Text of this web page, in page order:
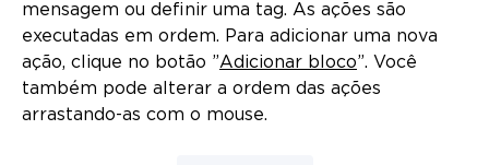
mensagem ou definir uma tag. As ações são
executadas em ordem. Para adicionar uma nova
ação, clique no botão ”Adicionar bloco”. Você
também pode alterar a ordem das ações
arrastando-as com o mouse.